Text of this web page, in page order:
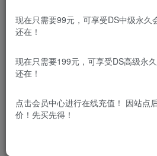
现在只需要99元，可享受DS中级永久
还在！
现在只需要199元，可享受DS高级永
还在！
点击会员中心进行在线充值！ 因站点
价！先买先得！